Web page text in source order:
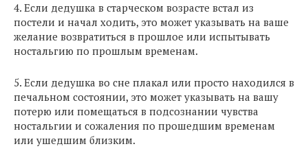
4. Если дедушка в старческом возрасте встал из
постели и начал ходить, это может указывать на ваше
желание возвратиться в прошлое или испытывать
ностальгию по прошлым временам.
5. Если дедушка во сне плакал или просто находился в
печальном состоянии, это может указывать на вашу
потерю или помещаться в подсознании чувства
ностальгии и сожаления по прошедшим временам
или ушедшим близким.